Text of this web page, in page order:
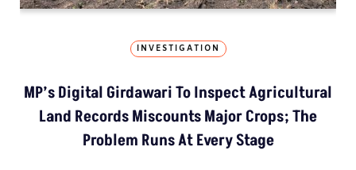
INVESTIGATION
MP’s Digital Girdawari To Inspect Agricultural
Land Records Miscounts Major Crops; The
Problem Runs At Every Stage